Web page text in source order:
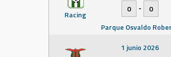
Racing
0
-
0
Parque Osvaldo
1 junio 2026